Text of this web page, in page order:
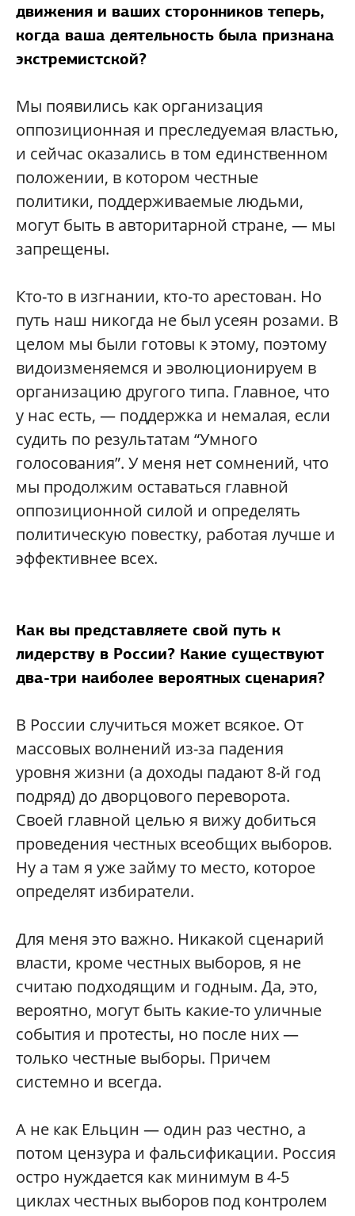
движения и ваших сторонников теперь,
когда ваша деятельность была признана
экстремистской?
Мы появились как организация
оппозиционная и преследуемая властью,
и сейчас оказались в том единственном
положении, в котором честные
политики, поддерживаемые людьми,
могут быть в авторитарной стране, — мы
запрещены.
Кто-то в изгнании, кто-то арестован. Но
путь наш никогда не был усеян розами. В
целом мы были готовы к этому, поэтому
видоизменяемся и эволюционируем в
организацию другого типа. Главное, что
у нас есть, — поддержка и немалая, если
судить по результатам “Умного
голосования”. У меня нет сомнений, что
мы продолжим оставаться главной
оппозиционной силой и определять
политическую повестку, работая лучше и
эффективнее всех.
Как вы представляете свой путь к
лидерству в России? Какие существуют
два-три наиболее вероятных сценария?
В России случиться может всякое. От
массовых волнений из-за падения
уровня жизни (а доходы падают 8-й год
подряд) до дворцового переворота.
Своей главной целью я вижу добиться
проведения честных всеобщих выборов.
Ну а там я уже займу то место, которое
определят избиратели.
Для меня это важно. Никакой сценарий
власти, кроме честных выборов, я не
считаю подходящим и годным. Да, это,
вероятно, могут быть какие-то уличные
события и протесты, но после них —
только честные выборы. Причем
системно и всегда.
А не как Ельцин — один раз честно, а
потом цензура и фальсификации. Россия
остро нуждается как минимум в 4-5
циклах честных выборов под контролем